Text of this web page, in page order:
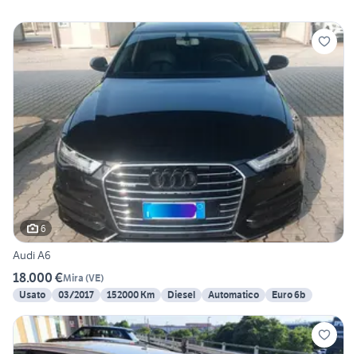
6
Audi A6
18.000 €Mira (VE)
Usato
03/2017 152000 Km Diesel Automatico Euro 6b